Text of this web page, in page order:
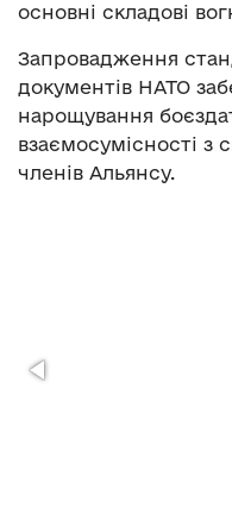
основні складові
Запровадження
документів НАТО
нарощування
взаємосумісності з
членів Альянсу.